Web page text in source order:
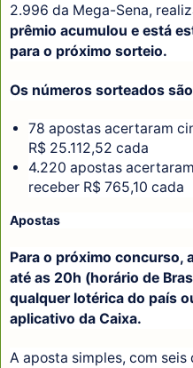
2.996 da Mega-Sena,
prêmio acumulou e está
para o próximo sorteio.
Os números sorteados
78 apostas acertaram
R$ 25.112,52 cada
4.220 apostas
receber R$ 765,10 cada
Apostas
Para o próximo concurso,
até as 20h (horário de
qualquer lotérica do país
aplicativo da Caixa.
A aposta simples, com seis